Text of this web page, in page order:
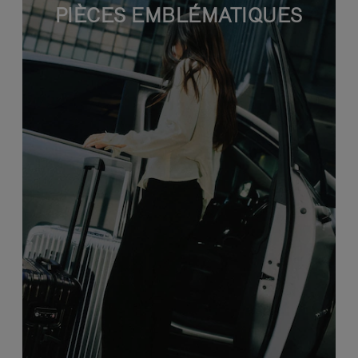
PIÈCES EMBLÉMATIQUES